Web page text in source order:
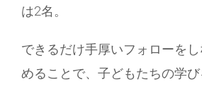
は2名。
できるだけ手厚いフォローを
めることで、子どもたちの学び